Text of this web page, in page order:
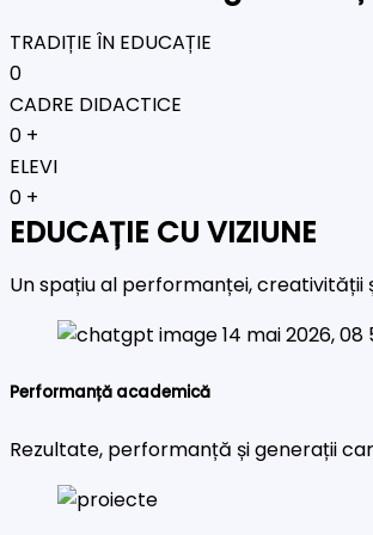
TRADIȚIE ÎN EDUCAȚIE
0
CADRE DIDACTICE
0 +
ELEVI
0 +
EDUCAȚIE CU VIZIUNE
Un spațiu al performanței,
Performanță academică
Rezultate, performanță și generații